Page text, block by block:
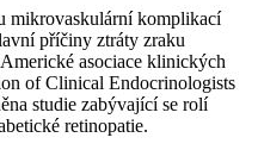
mikrovaskulární komplikací
příčiny ztráty zraku
asociace klinických
of Clinical Endocrinologists
studie zabývající se rolí
retinopatie.